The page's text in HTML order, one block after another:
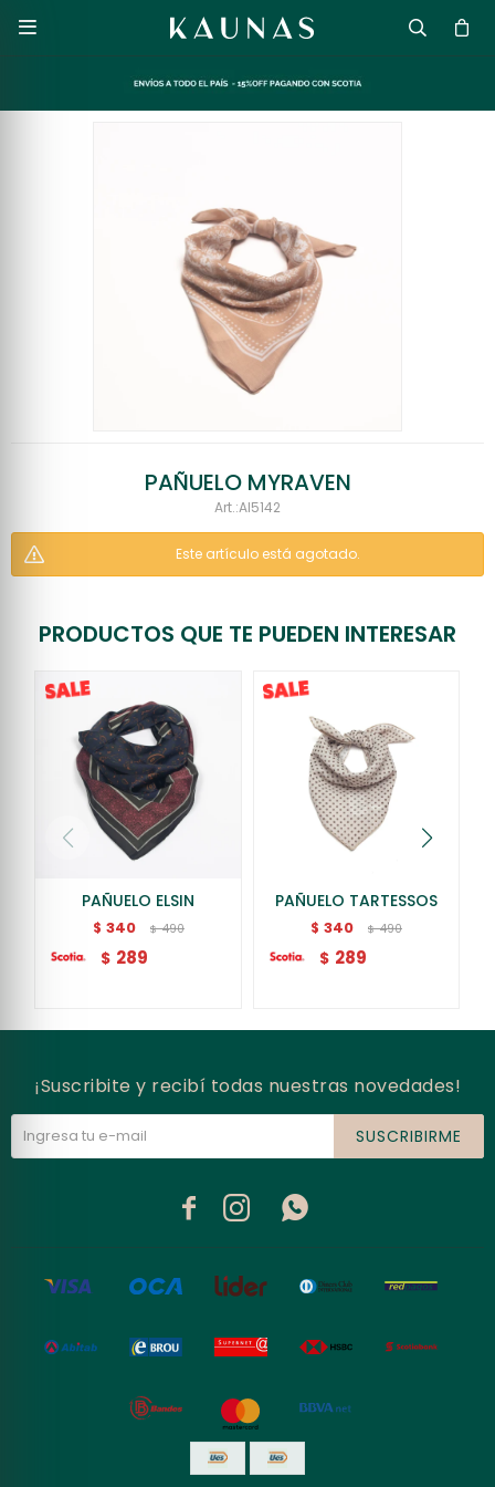

PAÑUELO MYRAVEN
AI5142
Este artículo está agotado.
PRODUCTOS QUE TE PUEDEN INTERESAR
PAÑUELO ELSIN
$ 340 $ 490
$ 289
PAÑUELO TARTESSOS
$ 340 $ 490
$ 289
¡Suscribite y recibí todas nuestras novedades!
SUSCRIBIRME
  